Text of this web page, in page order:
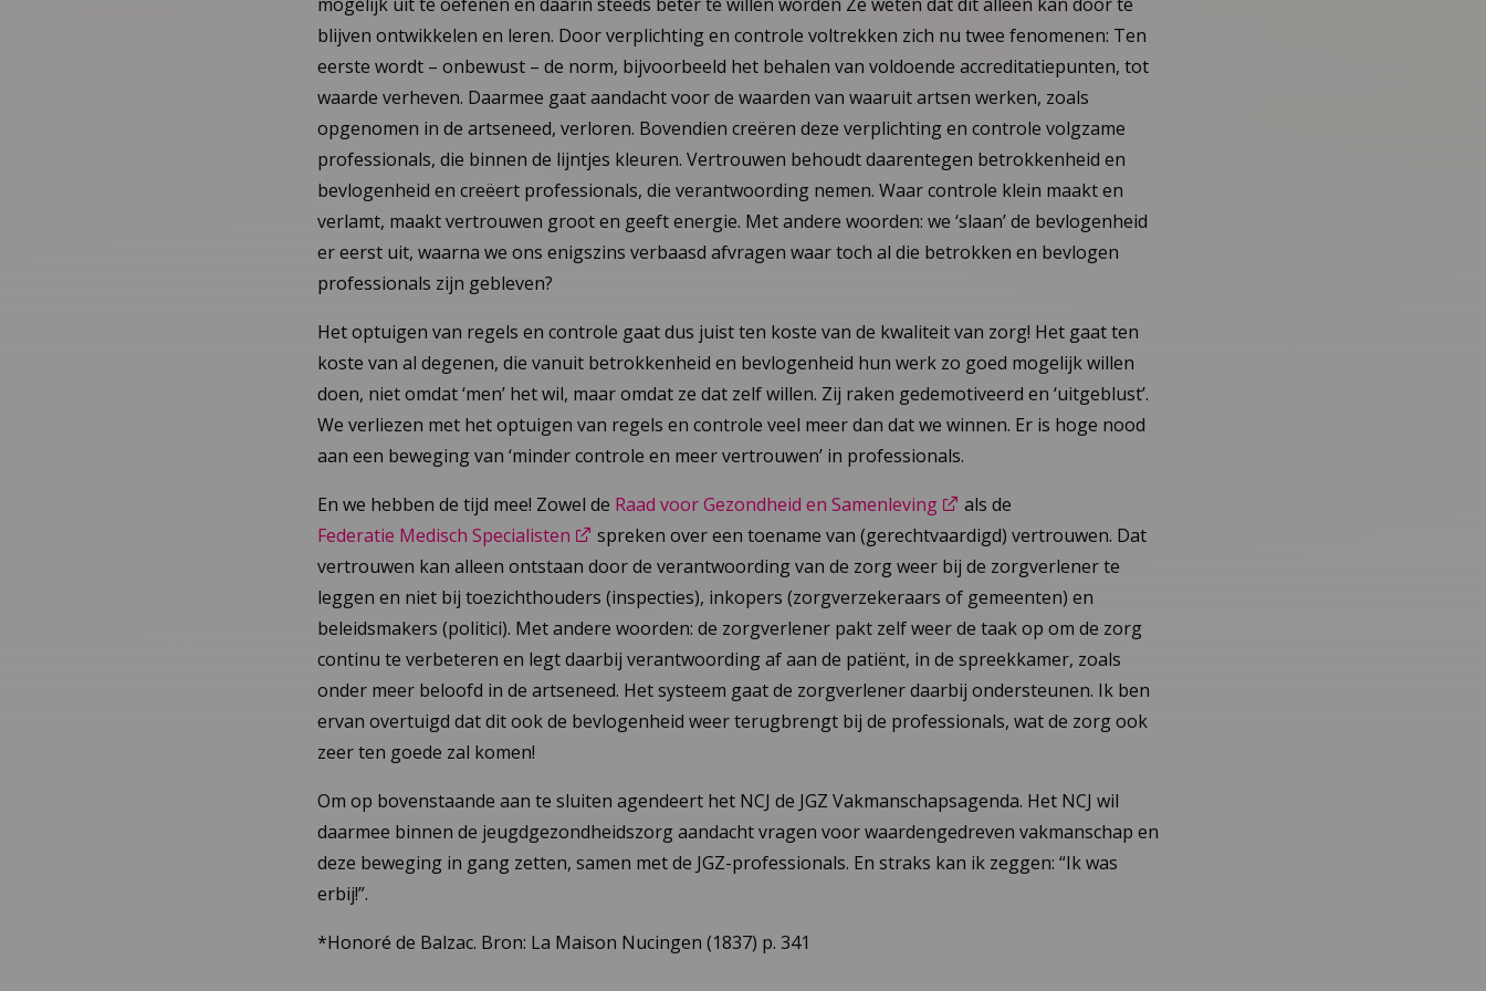
mogelijk uit te oefenen en daarin steeds beter te willen worden Ze weten dat dit alleen kan door te
blijven ontwikkelen en leren. Door verplichting en controle voltrekken zich nu twee fenomenen: Ten
eerste wordt – onbewust – de norm, bijvoorbeeld het behalen van voldoende accreditatiepunten, tot
waarde verheven. Daarmee gaat aandacht voor de waarden van waaruit artsen werken, zoals
opgenomen in de artseneed, verloren. Bovendien creëren deze verplichting en controle volgzame
professionals, die binnen de lijntjes kleuren. Vertrouwen behoudt daarentegen betrokkenheid en
bevlogenheid en creëert professionals, die verantwoording nemen. Waar controle klein maakt en
verlamt, maakt vertrouwen groot en geeft energie. Met andere woorden: we ‘slaan’ de bevlogenheid
er eerst uit, waarna we ons enigszins verbaasd afvragen waar toch al die betrokken en bevlogen
professionals zijn gebleven?
Het optuigen van regels en controle gaat dus juist ten koste van de kwaliteit van zorg! Het gaat ten
koste van al degenen, die vanuit betrokkenheid en bevlogenheid hun werk zo goed mogelijk willen
doen, niet omdat ‘men’ het wil, maar omdat ze dat zelf willen. Zij raken gedemotiveerd en ‘uitgeblust’.
We verliezen met het optuigen van regels en controle veel meer dan dat we winnen. Er is hoge nood
aan een beweging van ‘minder controle en meer vertrouwen’ in professionals.
En we hebben de tijd mee! Zowel de Raad voor Gezondheid en Samenleving
als de
Federatie Medisch Specialisten
spreken over een toename van (gerechtvaardigd) vertrouwen. Dat
vertrouwen kan alleen ontstaan door de verantwoording van de zorg weer bij de zorgverlener te
leggen en niet bij toezichthouders (inspecties), inkopers (zorgverzekeraars of gemeenten) en
beleidsmakers (politici). Met andere woorden: de zorgverlener pakt zelf weer de taak op om de zorg
continu te verbeteren en legt daarbij verantwoording af aan de patiënt, in de spreekkamer, zoals
onder meer beloofd in de artseneed. Het systeem gaat de zorgverlener daarbij ondersteunen. Ik ben
ervan overtuigd dat dit ook de bevlogenheid weer terugbrengt bij de professionals, wat de zorg ook
zeer ten goede zal komen!
Om op bovenstaande aan te sluiten agendeert het NCJ de JGZ Vakmanschapsagenda. Het NCJ wil
daarmee binnen de jeugdgezondheidszorg aandacht vragen voor waardengedreven vakmanschap en
deze beweging in gang zetten, samen met de JGZ-professionals. En straks kan ik zeggen: “Ik was
erbij!”.
*Honoré de Balzac. Bron: La Maison Nucingen (1837) p. 341